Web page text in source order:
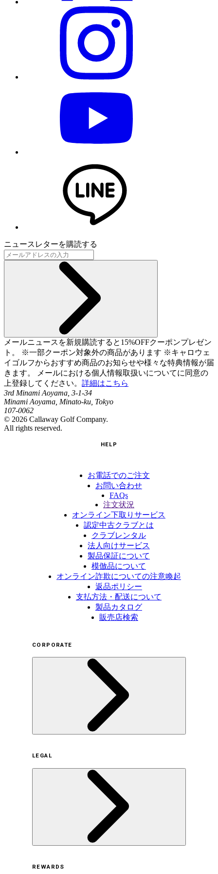
ニュースレターを購読する
メールニュースを新規購読すると15%OFFクーポンプレゼン
ト。 ※一部クーポン対象外の商品があります ※キャロウェ
イゴルフからおすすめ商品のお知らせや様々な特典情報が届
きます。 メールにおける個人情報取扱いについてに同意の
上登録してください。 詳細はこちら
3rd Minami Aoyama, 3-1-34
Minami Aoyama, Minato-ku, Tokyo
107-0062
© 2026 Callaway Golf Company.
All rights reserved.
HELP
お電話でのご注文
お問い合わせ
FAQs
注文状況
オンライン下取りサービス
認定中古クラブとは
クラブレンタル
法人向けサービス
製品保証について
模倣品について
オンライン詐欺についての注意喚起
返品ポリシー
支払方法・配送について
製品カタログ
販売店検索
CORPORATE
サステナビリティの取り組み（日本）
サステナビリティの取り組み（米国/英語）
ヒストリー
採用情報
LEGAL
REWARDS